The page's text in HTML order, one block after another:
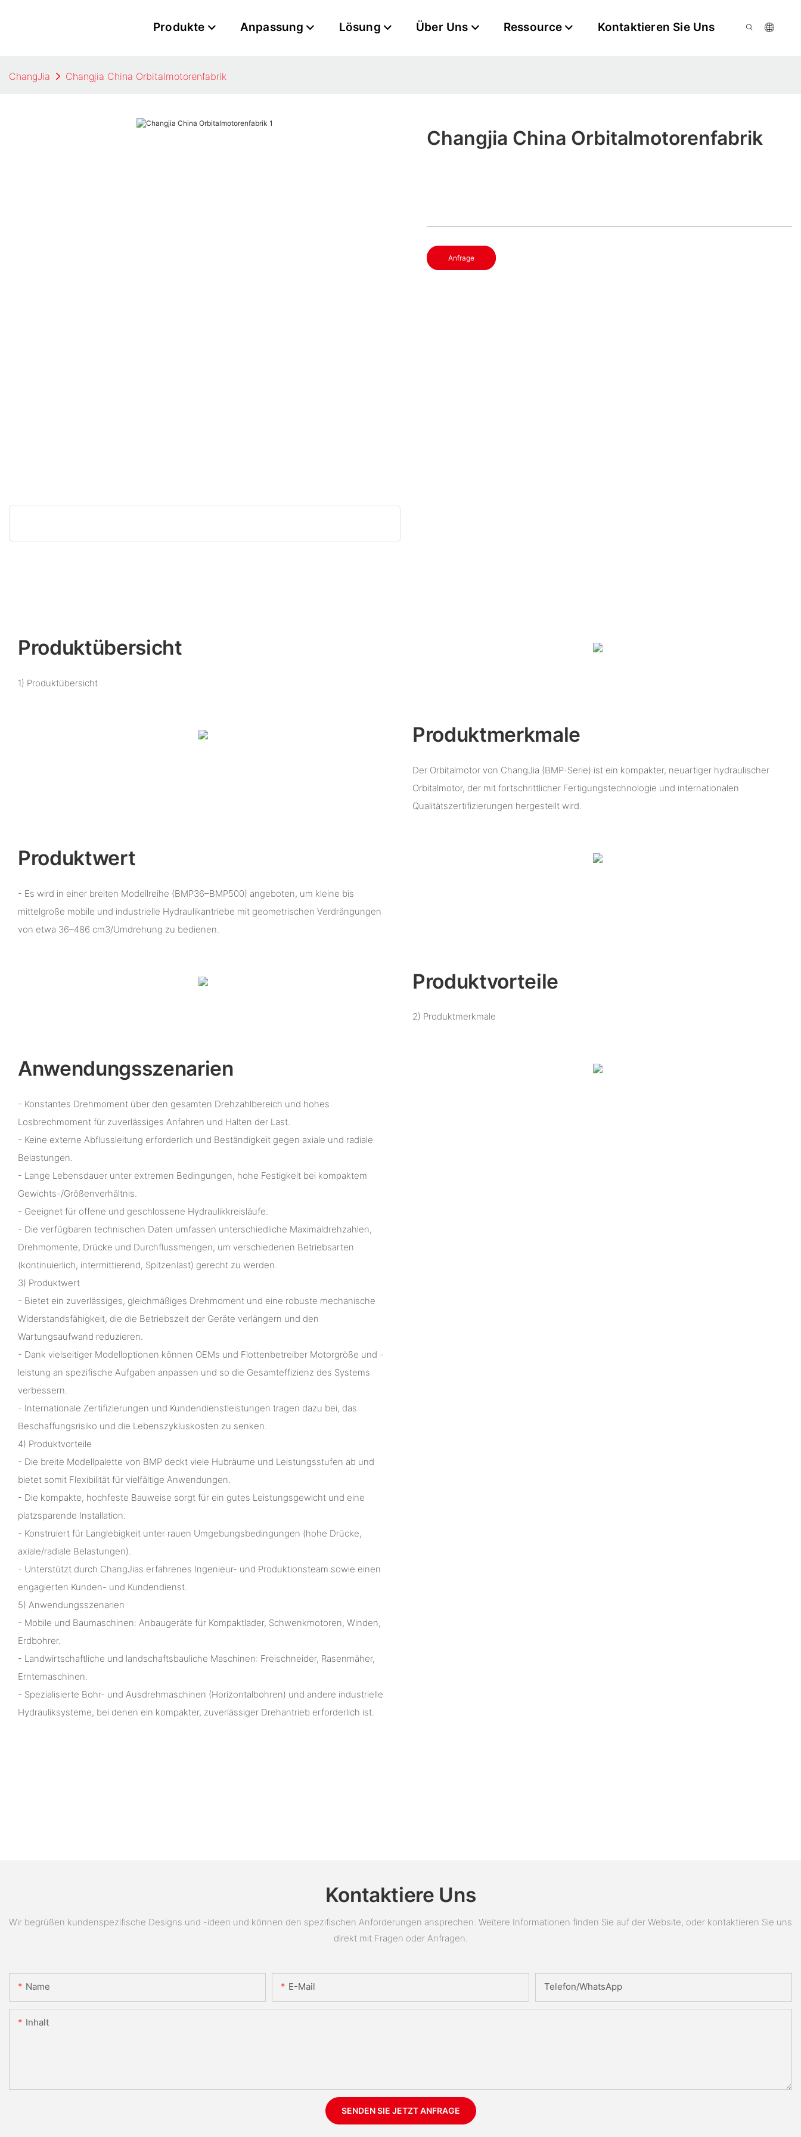
Produkte Anpassung Lösung Über Uns Ressource Kontaktieren Sie Uns
ChangJia Changjia China Orbitalmotorenfabrik
Changjia China Orbitalmotorenfabrik
Anfrage
Produktübersicht
1) Produktübersicht
Produktmerkmale
Der Orbitalmotor von ChangJia (BMP-Serie) ist ein kompakter, neuartiger hydraulischer
Orbitalmotor, der mit fortschrittlicher Fertigungstechnologie und internationalen
Qualitätszertifizierungen hergestellt wird.
Produktwert
- Es wird in einer breiten Modellreihe (BMP36–BMP500) angeboten, um kleine bis
mittelgroße mobile und industrielle Hydraulikantriebe mit geometrischen Verdrängungen
von etwa 36–486 cm3/Umdrehung zu bedienen.
Produktvorteile
2) Produktmerkmale
Anwendungsszenarien
- Konstantes Drehmoment über den gesamten Drehzahlbereich und hohes
Losbrechmoment für zuverlässiges Anfahren und Halten der Last.
- Keine externe Abflussleitung erforderlich und Beständigkeit gegen axiale und radiale
Belastungen.
- Lange Lebensdauer unter extremen Bedingungen, hohe Festigkeit bei kompaktem
Gewichts-/Größenverhältnis.
- Geeignet für offene und geschlossene Hydraulikkreisläufe.
- Die verfügbaren technischen Daten umfassen unterschiedliche Maximaldrehzahlen,
Drehmomente, Drücke und Durchflussmengen, um verschiedenen Betriebsarten
(kontinuierlich, intermittierend, Spitzenlast) gerecht zu werden.
3) Produktwert
- Bietet ein zuverlässiges, gleichmäßiges Drehmoment und eine robuste mechanische
Widerstandsfähigkeit, die die Betriebszeit der Geräte verlängern und den
Wartungsaufwand reduzieren.
- Dank vielseitiger Modelloptionen können OEMs und Flottenbetreiber Motorgröße und -
leistung an spezifische Aufgaben anpassen und so die Gesamteffizienz des Systems
verbessern.
- Internationale Zertifizierungen und Kundendienstleistungen tragen dazu bei, das
Beschaffungsrisiko und die Lebenszykluskosten zu senken.
4) Produktvorteile
- Die breite Modellpalette von BMP deckt viele Hubräume und Leistungsstufen ab und
bietet somit Flexibilität für vielfältige Anwendungen.
- Die kompakte, hochfeste Bauweise sorgt für ein gutes Leistungsgewicht und eine
platzsparende Installation.
- Konstruiert für Langlebigkeit unter rauen Umgebungsbedingungen (hohe Drücke,
axiale/radiale Belastungen).
- Unterstützt durch ChangJias erfahrenes Ingenieur- und Produktionsteam sowie einen
engagierten Kunden- und Kundendienst.
5) Anwendungsszenarien
- Mobile und Baumaschinen: Anbaugeräte für Kompaktlader, Schwenkmotoren, Winden,
Erdbohrer.
- Landwirtschaftliche und landschaftsbauliche Maschinen: Freischneider, Rasenmäher,
Erntemaschinen.
- Spezialisierte Bohr- und Ausdrehmaschinen (Horizontalbohren) und andere industrielle
Hydrauliksysteme, bei denen ein kompakter, zuverlässiger Drehantrieb erforderlich ist.
Kontaktiere Uns
Wir begrüßen kundenspezifische Designs und -ideen und können den spezifischen Anforderungen ansprechen. Weitere Informationen finden Sie auf der Website, oder kontaktieren Sie uns
direkt mit Fragen oder Anfragen.
Name E-Mail Telefon/WhatsApp
Inhalt
SENDEN SIE JETZT ANFRAGE